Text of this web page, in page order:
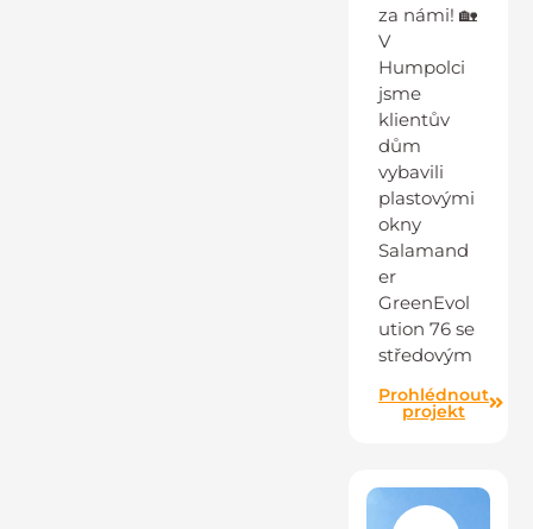
za námi! 🏡
V
Humpolci
jsme
klientův
dům
vybavili
plastovými
okny
Salamand
er
GreenEvol
ution 76 se
středovým
Prohlédnout
projekt